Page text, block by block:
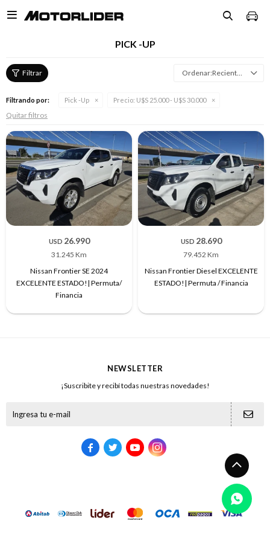

PICK -UP
Recientes
Filtrando por: Pick -Up Precio: U$S 25.000 - U$S 30.000
Quitar filtros
USD 26.990
31.245 Km
Nissan Frontier SE 2024
EXCELENTE ESTADO!| Permuta/
Financia
USD 28.690
79.452 Km
Nissan Frontier Diesel EXCELENTE
ESTADO!| Permuta / Financia
NEWSLETTER
¡Suscribite y recibí todas nuestras novedades!
   